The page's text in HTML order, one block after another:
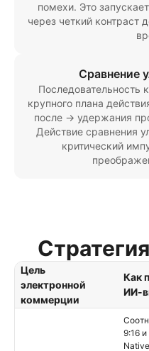
помехи. Это
через четкий контраст
Сравнение
Последовательность
крупного плана
после → удержания
Действие сравнения
критический
Цель
электронной
коммерции
Как
ИИ-
9:16